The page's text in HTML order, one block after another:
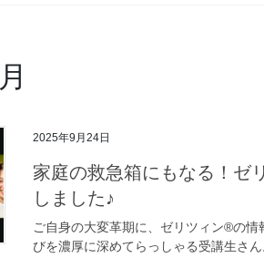
2025年9月24日
家庭の救急箱にもなる！ゼ
しました♪
ご自身の大変革期に、ゼリツィン®︎の
びを濃厚に深めてらっしゃる受講生さ